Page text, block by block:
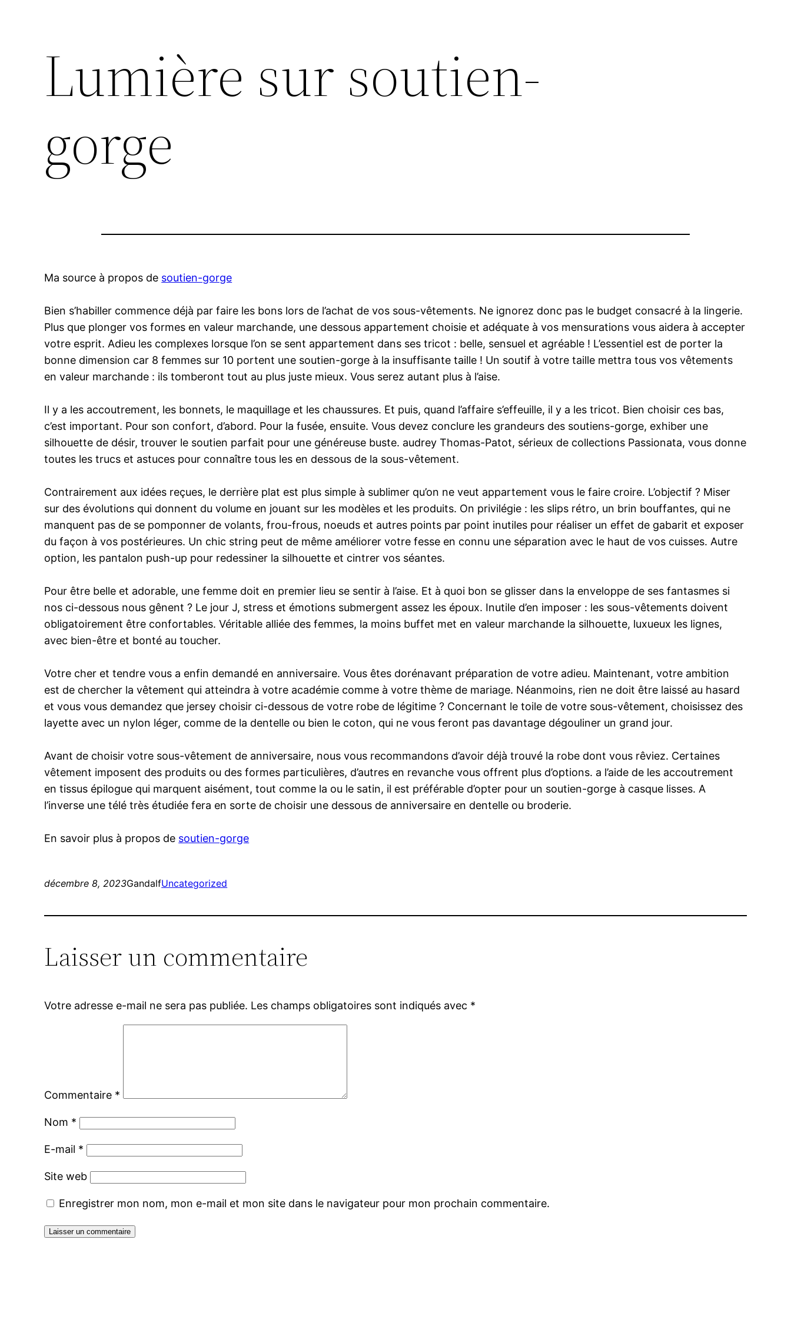
Lumière sur soutien-
gorge
Ma source à propos de soutien-gorge
Bien s’habiller commence déjà par faire les bons lors de l’achat de vos sous-vêtements. Ne ignorez donc pas le budget consacré à la lingerie.
Plus que plonger vos formes en valeur marchande, une dessous appartement choisie et adéquate à vos mensurations vous aidera à accepter
votre esprit. Adieu les complexes lorsque l’on se sent appartement dans ses tricot : belle, sensuel et agréable ! L’essentiel est de porter la
bonne dimension car 8 femmes sur 10 portent une soutien-gorge à la insuffisante taille ! Un soutif à votre taille mettra tous vos vêtements
en valeur marchande : ils tomberont tout au plus juste mieux. Vous serez autant plus à l’aise.
Il y a les accoutrement, les bonnets, le maquillage et les chaussures. Et puis, quand l’affaire s’effeuille, il y a les tricot. Bien choisir ces bas,
c’est important. Pour son confort, d’abord. Pour la fusée, ensuite. Vous devez conclure les grandeurs des soutiens-gorge, exhiber une
silhouette de désir, trouver le soutien parfait pour une généreuse buste. audrey Thomas-Patot, sérieux de collections Passionata, vous donne
toutes les trucs et astuces pour connaître tous les en dessous de la sous-vêtement.
Contrairement aux idées reçues, le derrière plat est plus simple à sublimer qu’on ne veut appartement vous le faire croire. L’objectif ? Miser
sur des évolutions qui donnent du volume en jouant sur les modèles et les produits. On privilégie : les slips rétro, un brin bouffantes, qui ne
manquent pas de se pomponner de volants, frou-frous, noeuds et autres points par point inutiles pour réaliser un effet de gabarit et exposer
du façon à vos postérieures. Un chic string peut de même améliorer votre fesse en connu une séparation avec le haut de vos cuisses. Autre
option, les pantalon push-up pour redessiner la silhouette et cintrer vos séantes.
Pour être belle et adorable, une femme doit en premier lieu se sentir à l’aise. Et à quoi bon se glisser dans la enveloppe de ses fantasmes si
nos ci-dessous nous gênent ? Le jour J, stress et émotions submergent assez les époux. Inutile d’en imposer : les sous-vêtements doivent
obligatoirement être confortables. Véritable alliée des femmes, la moins buffet met en valeur marchande la silhouette, luxueux les lignes,
avec bien-être et bonté au toucher.
Votre cher et tendre vous a enfin demandé en anniversaire. Vous êtes dorénavant préparation de votre adieu. Maintenant, votre ambition
est de chercher la vêtement qui atteindra à votre académie comme à votre thème de mariage. Néanmoins, rien ne doit être laissé au hasard
et vous vous demandez que jersey choisir ci-dessous de votre robe de légitime ? Concernant le toile de votre sous-vêtement, choisissez des
layette avec un nylon léger, comme de la dentelle ou bien le coton, qui ne vous feront pas davantage dégouliner un grand jour.
Avant de choisir votre sous-vêtement de anniversaire, nous vous recommandons d’avoir déjà trouvé la robe dont vous rêviez. Certaines
vêtement imposent des produits ou des formes particulières, d’autres en revanche vous offrent plus d’options. a l’aide de les accoutrement
en tissus épilogue qui marquent aisément, tout comme la ou le satin, il est préférable d’opter pour un soutien-gorge à casque lisses. A
l’inverse une télé très étudiée fera en sorte de choisir une dessous de anniversaire en dentelle ou broderie.
En savoir plus à propos de soutien-gorge
décembre 8, 2023GandalfUncategorized
Laisser un commentaire
Votre adresse e-mail ne sera pas publiée. Les champs obligatoires sont indiqués avec *
Commentaire *
Nom *
E-mail *
Site web
Enregistrer mon nom, mon e-mail et mon site dans le navigateur pour mon prochain commentaire.